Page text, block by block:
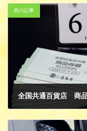
前の記事